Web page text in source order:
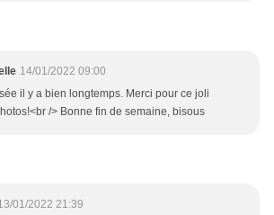
14/01/2022 09:00
il y a bien longtemps. Merci pour ce joli
/> Bonne fin de semaine, bisous
01/2022 21:39